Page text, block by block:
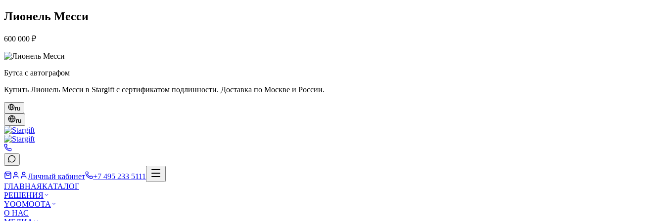
Лионель Месси
600 000 ₽
Бутса с автографом
Купить Лионель Месси в Stargift с сертификатом подлинности. Доставка по Москве и России.
ru
ru
Личный кабинет
+7 495 233 5111
ГЛАВНАЯКАТАЛОГ
РЕШЕНИЯ
YOOMOOTA
О НАС